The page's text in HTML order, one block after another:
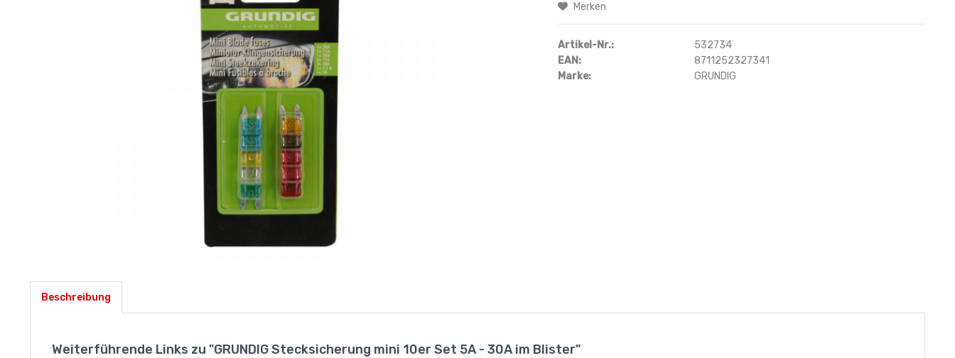
Merken
Artikel-Nr.:
532734
EAN:
8711252327341
Marke:
GRUNDIG
Beschreibung
Weiterführende Links zu "GRUNDIG Stecksicherung mini 10er Set 5A - 30A im Blister"